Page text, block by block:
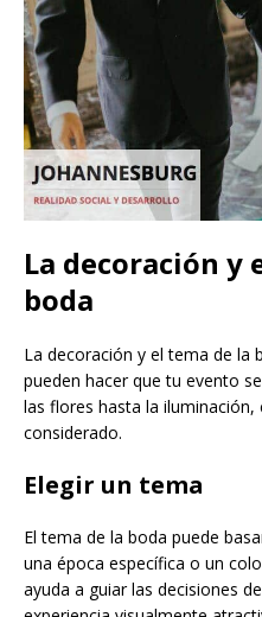
La decoración y
boda
La decoración y el tema de la
pueden hacer que tu evento
las flores hasta la iluminación,
considerado.
Elegir un tema
El tema de la boda puede
una época específica o un
ayuda a guiar las decisiones